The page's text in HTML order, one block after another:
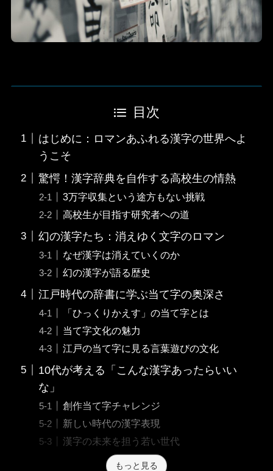
目次
はじめに：ロマンあふれる漢字の世界へよ
うこそ
驚愕！漢字辞典を自作する高校生の情熱
3万字収集という途方もない挑戦
高校生が目指す研究者への道
幻の漢字たち：消えゆく文字のロマン
なぜ漢字は消えていくのか
幻の漢字が語る歴史
江戸時代の辞書に学ぶ当て字の奥深さ
「ひっくりかえす」の当て字とは
当て字文化の魅力
江戸の当て字に見る言葉遊びの文化
10代が考える「こんな漢字あったらいい
な」
創作当て字チャレンジ
新しい時代の漢字表現
漢字の未来を担う若い世代
もっと見る